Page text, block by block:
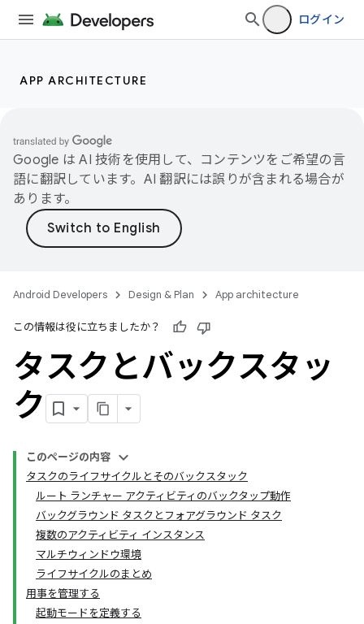
ログイン
APP ARCHITECTURE
Google は AI 技術を使用して、コンテンツをご希望の言
語に翻訳しています。AI 翻訳には誤りが含まれる場合が
あります。
Android Developers Design & Plan App architecture
この情報は役に立ちましたか？
タスクとバックスタッ
ク
このページの内容
タスクのライフサイクルとそのバックスタック
ルート ランチャー アクティビティのバックタップ動作
バックグラウンド タスクとフォアグラウンド タスク
複数のアクティビティ インスタンス
マルチウィンドウ環境
ライフサイクルのまとめ
用事を管理する
起動モードを定義する